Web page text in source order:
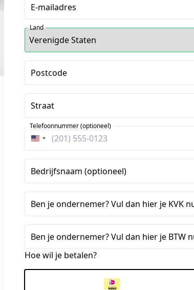
E-mailadres
Land
Postcode
Straat
Verenigde
Staten
+1
Telefoonnummer (optioneel)
Bedrijfsnaam (optioneel)
Ben je ondernemer? Vul dan hier je KVK
Ben je ondernemer? Vul dan hier je BTW
Hoe wil je betalen?